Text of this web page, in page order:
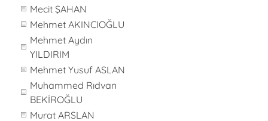
Mecit ŞAHAN
Mehmet AKINCIOĞLU
Mehmet Aydın
YILDIRIM
Mehmet Yusuf ASLAN
Muhammed Rıdvan
BEKİROĞLU
Murat ARSLAN